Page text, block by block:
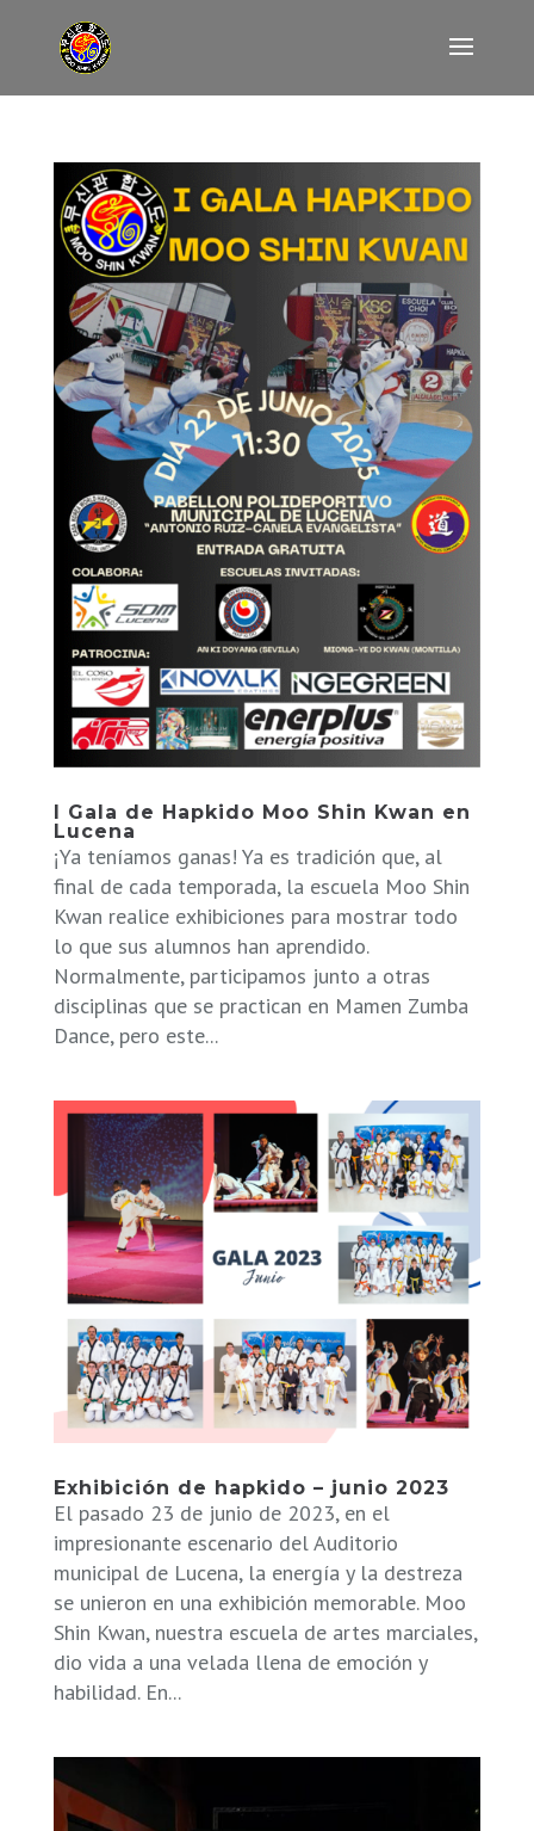
I Gala de Hapkido Moo Shin Kwan en
Lucena
¡Ya teníamos ganas! Ya es tradición que, al
final de cada temporada, la escuela Moo Shin
Kwan realice exhibiciones para mostrar todo
lo que sus alumnos han aprendido.
Normalmente, participamos junto a otras
disciplinas que se practican en Mamen Zumba
Dance, pero este...
Exhibición de hapkido – junio 2023
El pasado 23 de junio de 2023, en el
impresionante escenario del Auditorio
municipal de Lucena, la energía y la destreza
se unieron en una exhibición memorable. Moo
Shin Kwan, nuestra escuela de artes marciales,
dio vida a una velada llena de emoción y
habilidad. En...